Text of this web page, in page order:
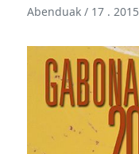
Abenduak / 17 . 2015